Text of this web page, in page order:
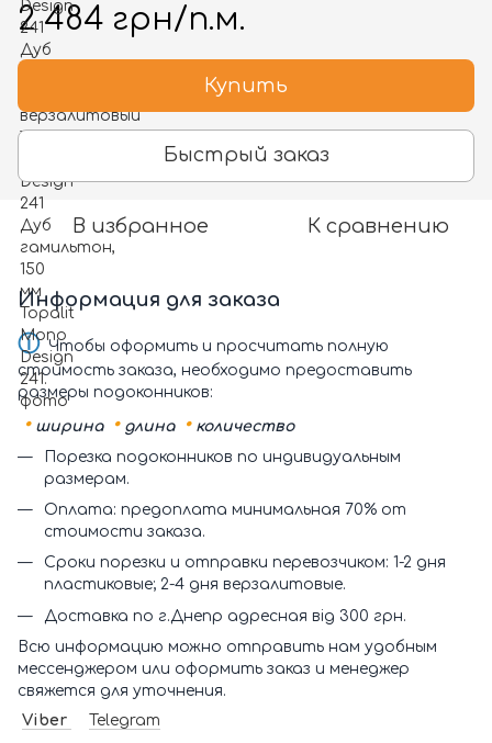
2 484 грн/п.м.
Купить
Быстрый заказ
В избранное К сравнению
Информация для заказа
ⓘ Чтобы оформить и просчитать полную
стоимость заказа, необходимо предоставить
размеры подоконников:
•ширина •длина •количество
Порезка подоконников по индивидуальным
размерам.
Оплата: предоплата минимальная 70% от
стоимости заказа.
Сроки порезки и отправки перевозчиком: 1-2 дня
пластиковые; 2-4 дня верзалитовые.
Доставка по г.Днепр адресная від 300 грн.
Всю информацию можно отправить нам удобным
мессенджером или оформить заказ и менеджер
свяжется для уточнения.
Viber
Telegram